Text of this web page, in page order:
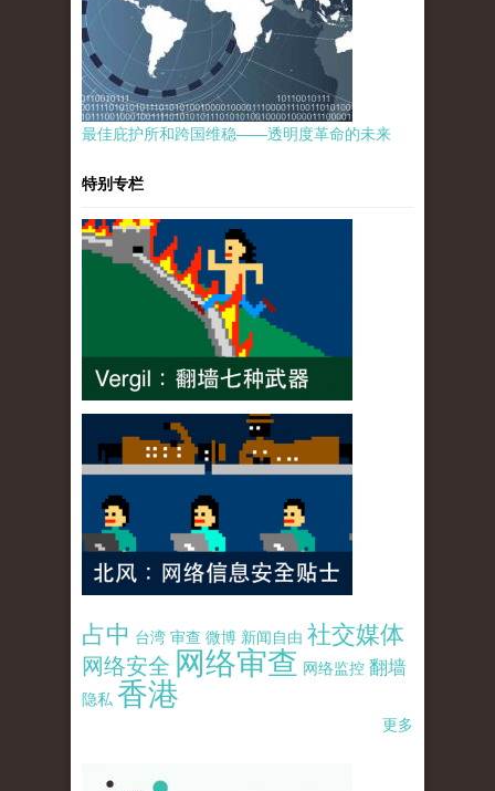
最佳庇护所和跨国维稳——透明度革命的未来
特别专栏
占中 台湾 审查 微博 新闻自由 社交媒体
网络安全 网络审查 网络监控 翻墙
隐私 香港
更多
pao-pao-banner-mirror-site-120814.jpg